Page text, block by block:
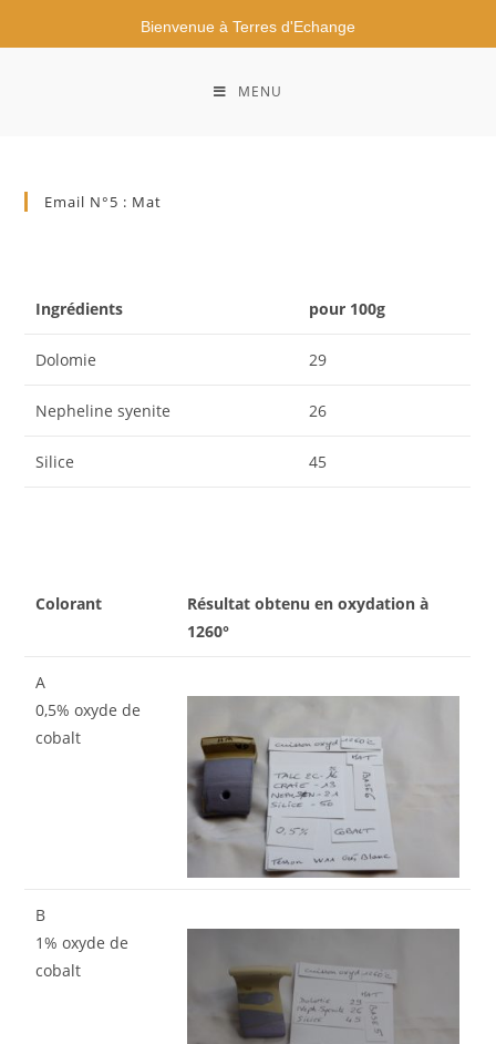
Bienvenue à Terres d'Echange
MENU
Email N°5 : Mat
Ingrédients pour 100g
Dolomie 29
Nepheline syenite 26
Silice 45
Colorant
Résultat obtenu en oxydation à
1260°
A
0,5% oxyde de
cobalt
B
1% oxyde de
cobalt